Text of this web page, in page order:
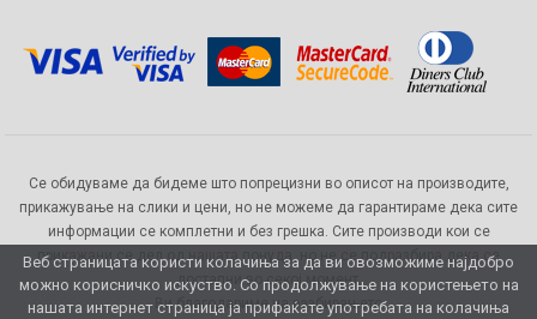
Веб страницата користи колачиња за да ви овозможиме најдобро
можно корисничко искуство. Со продолжување на користењето на
нашата интернет страница ја прифаќате употребата на колачиња
Се обидуваме да бидеме што попрецизни во описот на производите,
прикажување на слики и цени, но не можеме да гарантираме дека сите
информации се комплетни и без грешка. Сите производи кои се
прикажани се дел од нашата понуда, но не се подразбира дека се
достапни во секој момент.
Ви благодариме на разбирањето